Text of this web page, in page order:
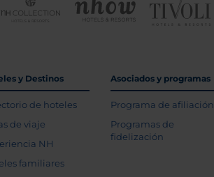
y Destinos
de hoteles
de viaje
NH
familiares
Asociados y programas
Programa de afiliación
Programas de
fidelización